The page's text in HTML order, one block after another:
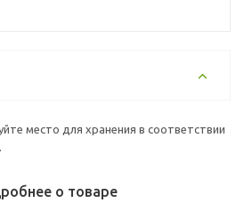
место для хранения в соответствии
о товаре